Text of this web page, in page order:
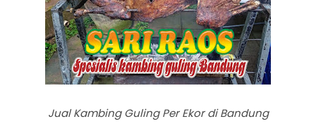
Jual Kambing Guling Per Ekor di Bandung